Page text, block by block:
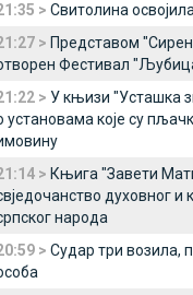
> Свитолина
> Представом
Фестивал
> У књизи "Усташка
установама које су
> Књига "Завети
духовног и
народа
> Судар три возила,